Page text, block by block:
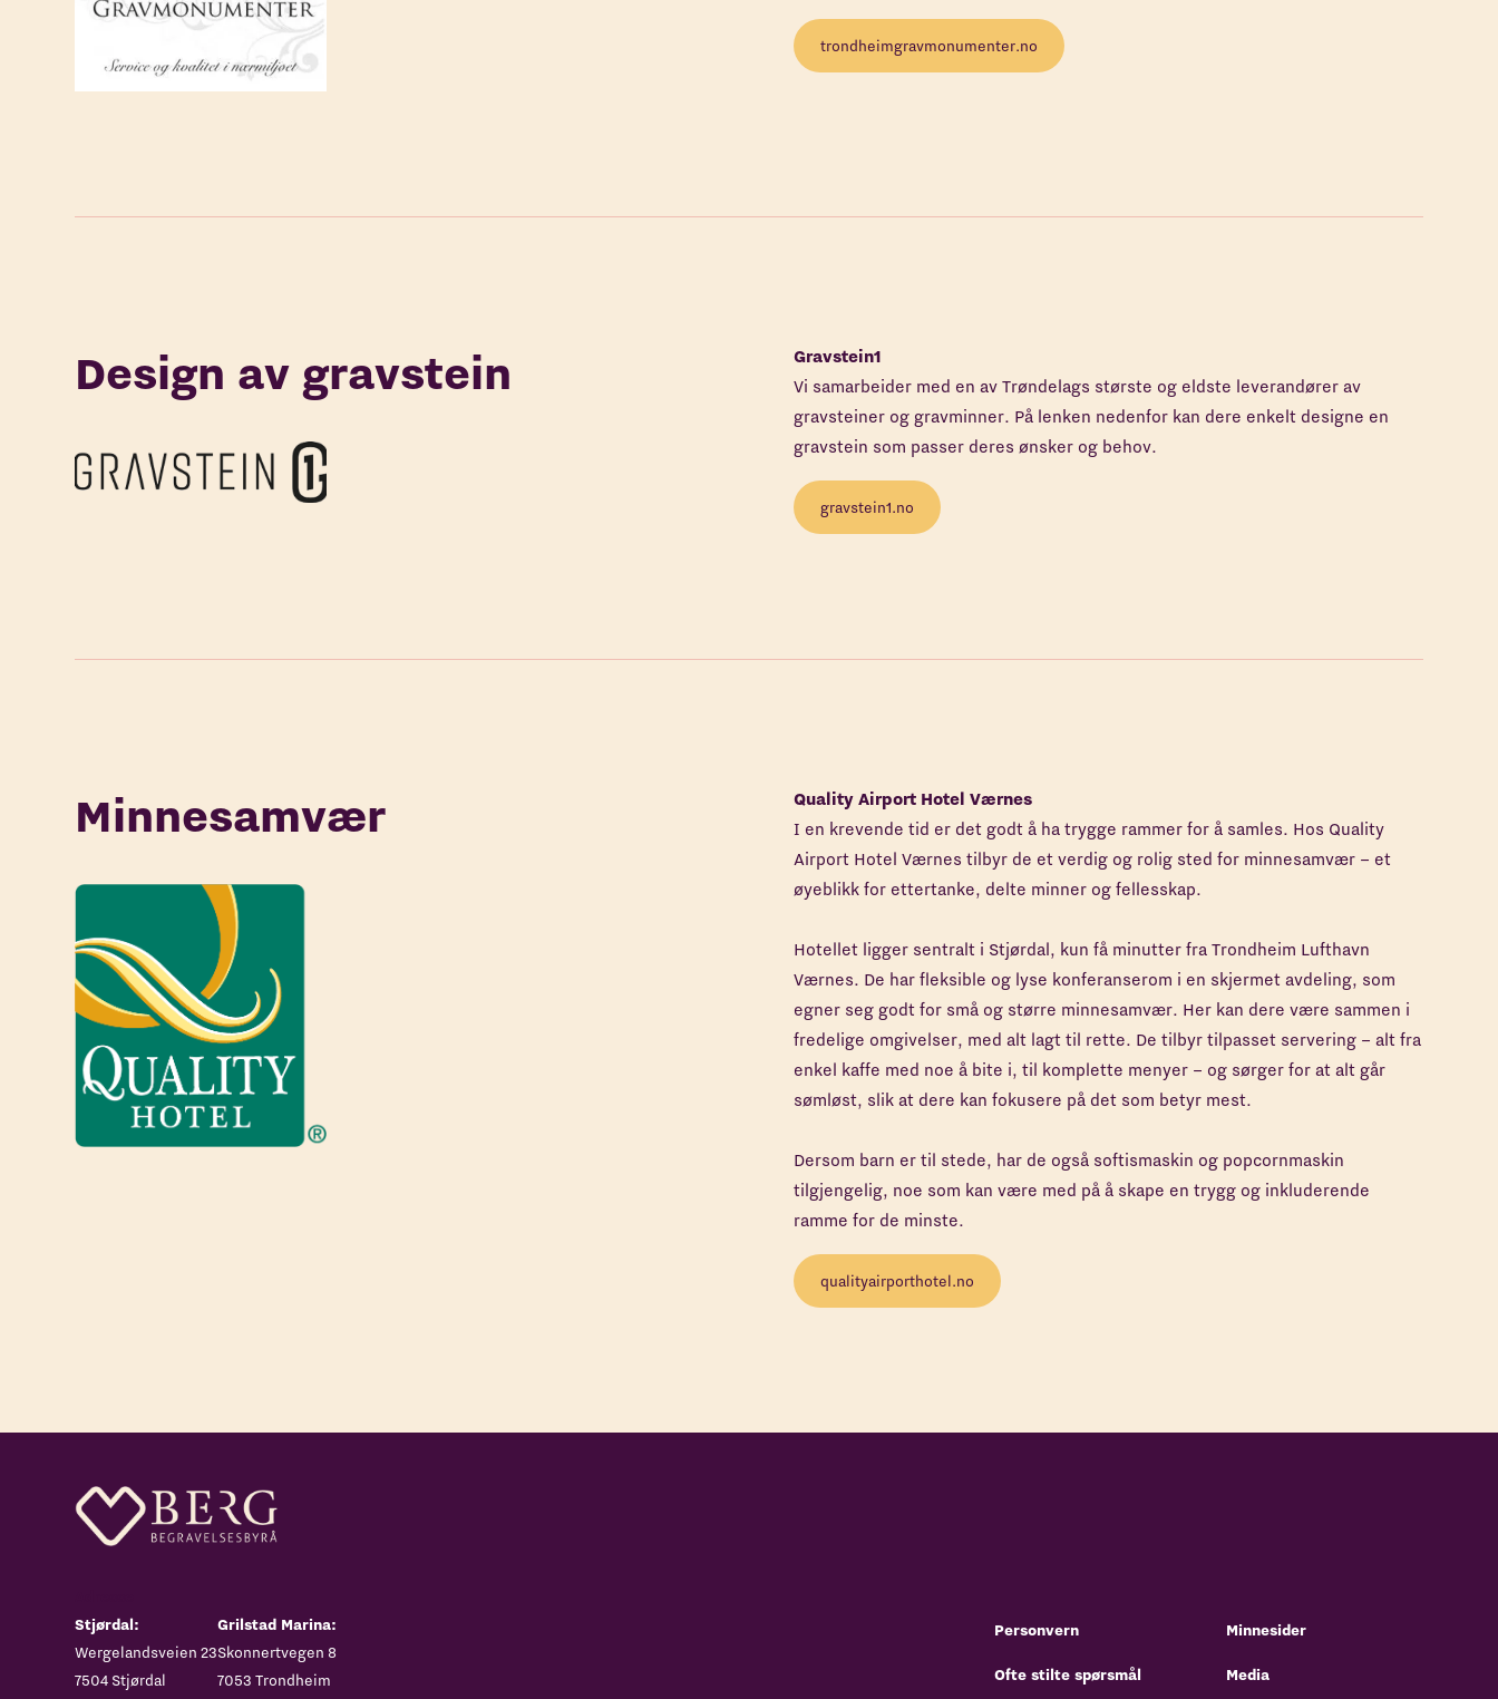
trondheimgravmonumenter.no
Design av gravstein
Gravstein1
Vi samarbeider med en av Trøndelags største og eldste leverandører av
gravsteiner og gravminner. På lenken nedenfor kan dere enkelt designe en
gravstein som passer deres ønsker og behov.
gravstein1.no
Minnesamvær
Quality Airport Hotel Værnes
I en krevende tid er det godt å ha trygge rammer for å samles. Hos Quality
Airport Hotel Værnes tilbyr de et verdig og rolig sted for minnesamvær – et
øyeblikk for ettertanke, delte minner og fellesskap.
Hotellet ligger sentralt i Stjørdal, kun få minutter fra Trondheim Lufthavn
Værnes. De har fleksible og lyse konferanserom i en skjermet avdeling, som
egner seg godt for små og større minnesamvær. Her kan dere være sammen i
fredelige omgivelser, med alt lagt til rette. De tilbyr tilpasset servering – alt fra
enkel kaffe med noe å bite i, til komplette menyer – og sørger for at alt går
sømløst, slik at dere kan fokusere på det som betyr mest.
Dersom barn er til stede, har de også softismaskin og popcornmaskin
tilgjengelig, noe som kan være med på å skape en trygg og inkluderende
ramme for de minste.
qualityairporthotel.no
Stjørdal:
‍Wergelandsveien 23
7504 Stjørdal
Grilstad Marina:
Skonnertvegen 8
7053 Trondheim
Personvern
Ofte stilte spørsmål
Minnesider
Media